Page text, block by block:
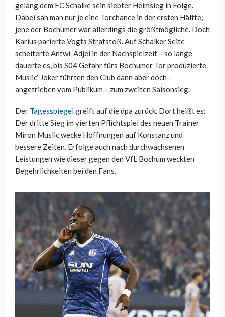
gelang dem FC Schalke sein siebter Heimsieg in Folge.
Dabei sah man nur je eine Torchance in der ersten Hälfte;
jene der Bochumer war allerdings die größtmögliche. Doch
Karius parierte Vogts Strafstoß. Auf Schalker Seite
scheiterte Antwi-Adjei in der Nachspielzeit – so lange
dauerte es, bis S04 Gefahr fürs Bochumer Tor produzierte.
Muslic‘ Joker führten den Club dann aber doch –
angetrieben vom Publikum – zum zweiten Saisonsieg.
Der Tagesspiegelgreift auf die dpa zurück. Dort heißt es:
Der dritte Sieg im vierten Pflichtspiel des neuen Trainer
Miron Muslic wecke Hoffnungen auf Konstanz und
bessere Zeiten. Erfolge auch nach durchwachsenen
Leistungen wie dieser gegen den VfL Bochum weckten
Begehrlichkeiten bei den Fans.